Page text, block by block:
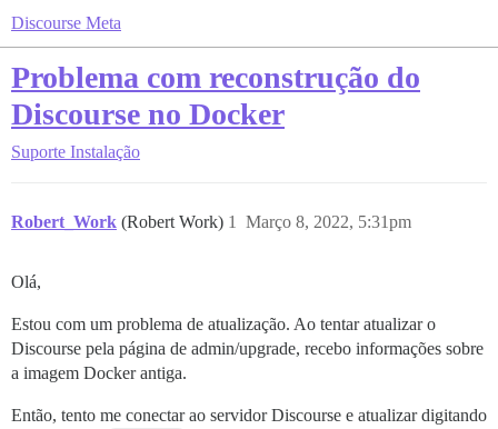
Discourse Meta
Problema com reconstrução do
Discourse no Docker
Suporte Instalação
Robert_Work (Robert Work) Março 8, 2022, 5:31pm
1
Olá,
Estou com um problema de atualização. Ao tentar atualizar o
Discourse pela página de admin/upgrade, recebo informações sobre
a imagem Docker antiga.
Então, tento me conectar ao servidor Discourse e atualizar digitando